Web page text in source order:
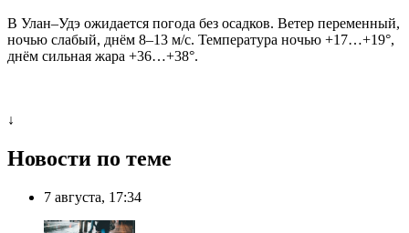
В Улан–Удэ ожидается погода без осадков. Ветер переменный,
ночью слабый, днём 8–13 м/с. Температура ночью +17…+19°,
днём сильная жара +36…+38°.
↓
Новости по теме
7 августа, 17:34